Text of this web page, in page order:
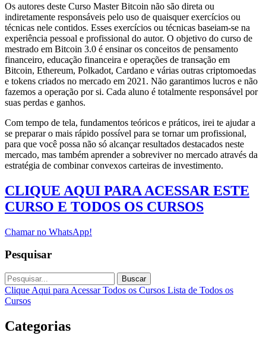
Os autores deste Curso Master Bitcoin não são direta ou
indiretamente responsáveis ​​pelo uso de quaisquer exercícios ou
técnicas nele contidos. Esses exercícios ou técnicas baseiam-se na
experiência pessoal e profissional do autor. O objetivo do curso de
mestrado em Bitcoin 3.0 é ensinar os conceitos de pensamento
financeiro, educação financeira e operações de transação em
Bitcoin, Ethereum, Polkadot, Cardano e várias outras criptomoedas
e tokens criados no mercado em 2021. Não garantimos lucros e não
fazemos a operação por si. Cada aluno é totalmente responsável por
suas perdas e ganhos.
Com tempo de tela, fundamentos teóricos e práticos, irei te ajudar a
se preparar o mais rápido possível para se tornar um profissional,
para que você possa não só alcançar resultados destacados neste
mercado, mas também aprender a sobreviver no mercado através da
estratégia de combinar convexos carteiras de investimento.
CLIQUE AQUI PARA ACESSAR ESTE
CURSO E TODOS OS CURSOS
Chamar no WhatsApp!
Pesquisar
Buscar
Clique Aqui para Acessar Todos os Cursos Lista de Todos os
Cursos
Categorias